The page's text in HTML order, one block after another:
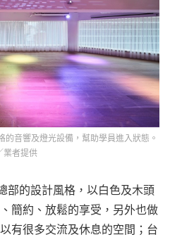
音響及燈光設備，幫助學員進入狀態。
業者提供
部的設計風格，以白色及木頭
簡約、放鬆的享受，另外也做
有很多交流及休息的空間；台